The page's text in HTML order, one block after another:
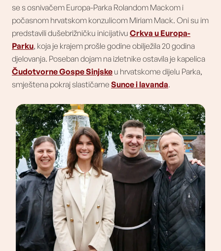
se s osnivačem Europa-Parka Rolandom Mackom i
počasnom hrvatskom konzulicom Miriam Mack. Oni su im
predstavili dušebrižničku inicijativu Crkva u Europa-
Parku, koja je krajem prošle godine obilježila 20 godina
djelovanja. Poseban dojam na izletnike ostavila je kapelica
Čudotvorne Gospe Sinjske u hrvatskome dijelu Parka,
smještena pokraj slastičarne Sunce i lavanda.